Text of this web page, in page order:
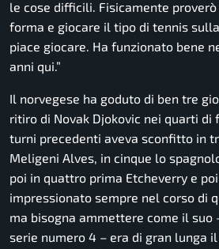
le cose difficili. Fisicamente proverò
forma e giocare il tipo di tennis
piace giocare. Ha funzionato bene
anni qui.”
Il norvegese ha goduto di ben tre
ritiro di Novak Djokovic nei quarti di
turni precedenti aveva sconfitto in
Meligeni Alves, in cinque lo
poi in quattro prima Etcheverry e
impressionato sempre nel corso di
ma bisogna ammettere come il suo
serie numero 4 – era di gran lunga